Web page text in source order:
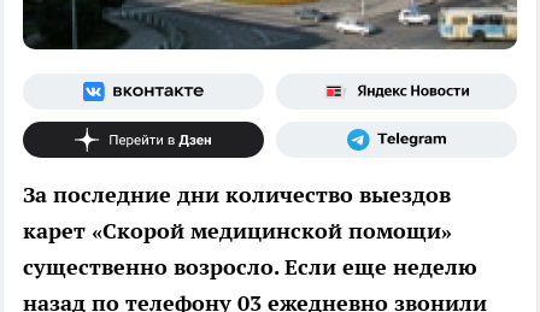
За последние дни количество выездов
карет «Скорой медицинской помощи»
существенно возросло. Если еще неделю
назад по телефону 03 ежедневно звонили